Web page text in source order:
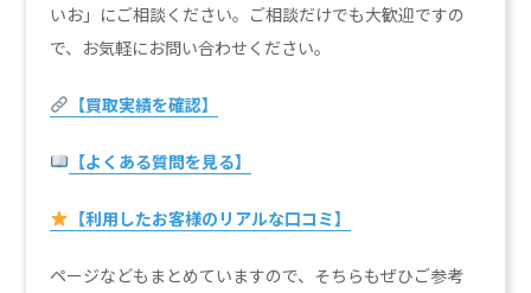
いお」にご相談ください。ご相談だけでも大歓迎ですの
で、お気軽にお問い合わせください。
【買取実績を確認】
【よくある質問を見る】
【利用したお客様のリアルな口コミ】
ページなどもまとめていますので、そちらもぜひご参考